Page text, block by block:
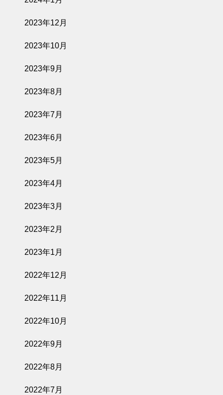
2023年12月
2023年10月
2023年9月
2023年8月
2023年7月
2023年6月
2023年5月
2023年4月
2023年3月
2023年2月
2023年1月
2022年12月
2022年11月
2022年10月
2022年9月
2022年8月
2022年7月